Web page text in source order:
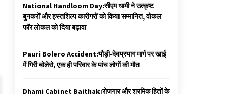
National Handloom Day:सीएम धामी ने उत्कृष्ट
बुनकरों और हस्तशिल्प कारीगरों को किया सम्मानित, वोकल
फॉर लोकल को दिया बढ़ावा
Pauri Bolero Accident:पौड़ी-देवप्रयाग मार्ग पर खाई
में गिरी बोलेरो, एक ही परिवार के पांच लोगों की मौत
Dhami Cabinet Baithak:रोजगार और श्रमिक हितों के